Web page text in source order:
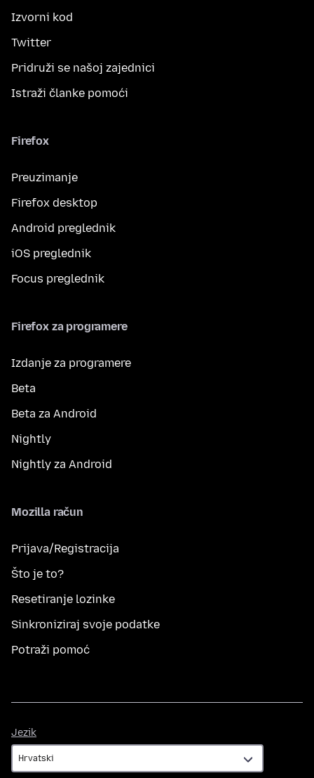
Izvorni kod
Twitter
Pridruži se našoj zajednici
Istraži članke pomoći
Firefox
Preuzimanje
Firefox desktop
Android preglednik
iOS preglednik
Focus preglednik
Firefox za programere
Izdanje za programere
Beta
Beta za Android
Nightly
Nightly za Android
Mozilla račun
Prijava/Registracija
Što je to?
Resetiranje lozinke
Sinkroniziraj svoje podatke
Potraži pomoć
Jezik